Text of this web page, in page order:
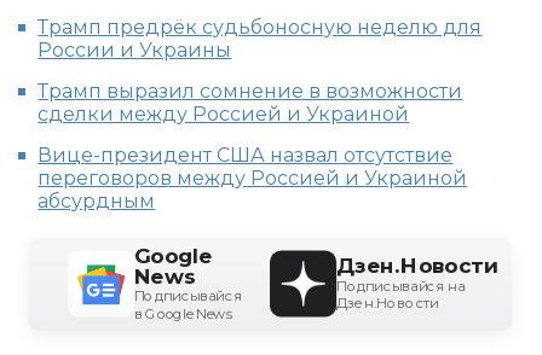
Трамп предрёк судьбоносную неделю для
России и Украины
Трамп выразил сомнение в возможности
сделки между Россией и Украиной
Вице-президент США назвал отсутствие
переговоров между Россией и Украиной
абсурдным
Google
News
Подписывайся
в Google News
Дзен.Новости
Подписывайся на
Дзен.Новости